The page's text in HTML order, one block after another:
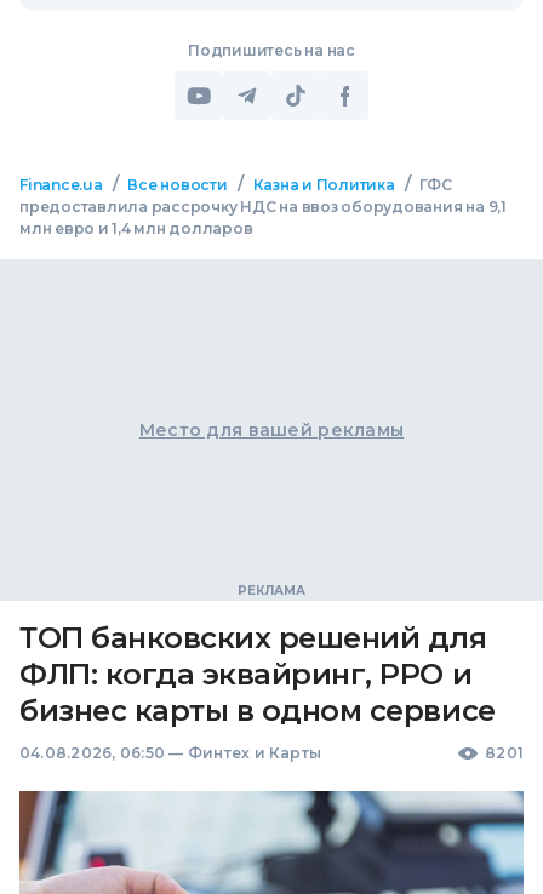
Подпишитесь на нас
Finance.ua / Все новости / Казна и Политика / ГФС
предоставлила рассрочку НДС на ввоз оборудования на 9,1
млн евро и 1,4 млн долларов
Место для вашей рекламы
ТОП банковских решений для
ФЛП: когда эквайринг, РРО и
бизнес карты в одном сервисе
04.08.2026, 06:50 — Финтех и Карты 8201